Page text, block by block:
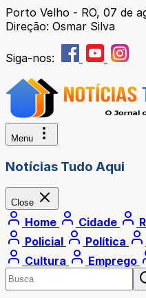
Porto Velho - RO, 07 de
Direção: Osmar Silva
Siga-nos:
Menu
Notícias Tudo Aqui
Close
Home Cidade
Policial
Política
Cultura
Emprego